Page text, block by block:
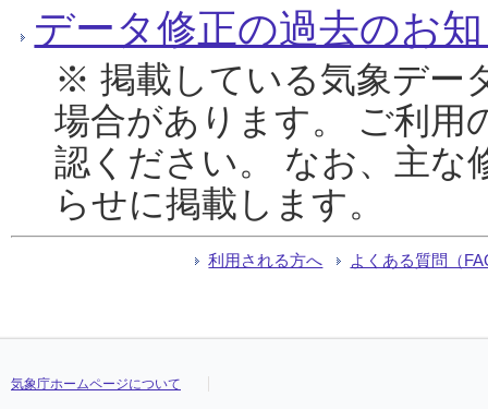
データ修正の過去のお
※ 掲載している気象デー
場合があります。 ご利用
認ください。 なお、主な
らせに掲載します。
利用される方へ よくある質問（
気象庁ホームページについて